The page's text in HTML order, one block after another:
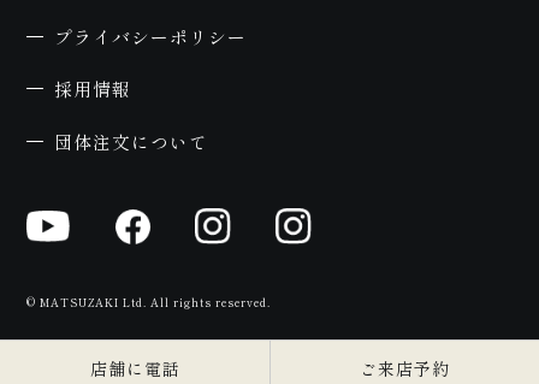
予
プライバシーポリシー
採用情報
団体注文について
© MATSUZAKI Ltd. All rights reserved.
店舗に電話 ご来店予約